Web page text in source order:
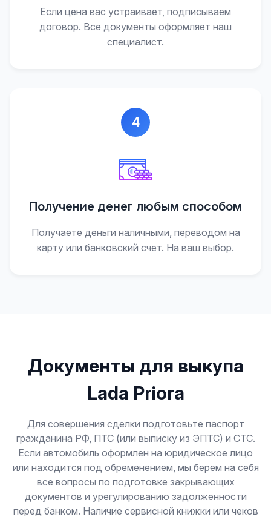
Если цена вас устраивает, подписываем
договор. Все документы оформляет наш
специалист.
4
Получение денег любым способом
Получаете деньги наличными, переводом на
карту или банковский счет. На ваш выбор.
Документы для выкупа
Lada Priora
Для совершения сделки подготовьте паспорт
гражданина РФ, ПТС (или выписку из ЭПТС) и СТС.
Если автомобиль оформлен на юридическое лицо
или находится под обременением, мы берем на себя
все вопросы по подготовке закрывающих
документов и урегулированию задолженности
перед банком. Наличие сервисной книжки или чеков